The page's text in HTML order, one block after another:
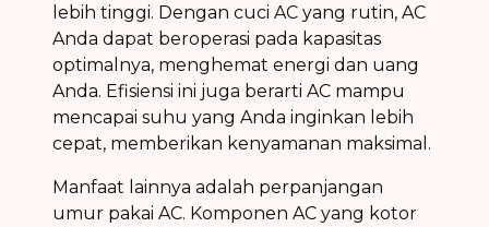
lebih tinggi. Dengan cuci AC yang rutin, AC
Anda dapat beroperasi pada kapasitas
optimalnya, menghemat energi dan uang
Anda. Efisiensi ini juga berarti AC mampu
mencapai suhu yang Anda inginkan lebih
cepat, memberikan kenyamanan maksimal.
Manfaat lainnya adalah perpanjangan
umur pakai AC. Komponen AC yang kotor